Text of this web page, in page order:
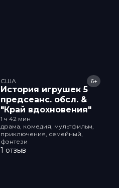
США
История игрушек 5
прeдсeанc. обсл. &
"Край вдохновения"
6+
1 ч 42 мин
драма, комедия, мультфильм,
приключения, семейный,
фэнтези
1 отзыв